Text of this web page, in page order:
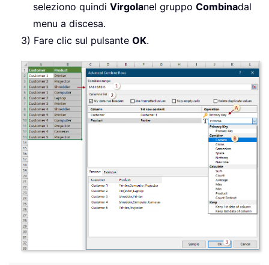
seleziono quindi Virgolanel gruppo Combinadal
menu a discesa.
3) Fare clic sul pulsante OK.